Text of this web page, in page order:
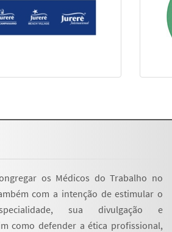
os Médicos do Trabalho no
com a intenção de estimular o
sua divulgação e
como defender a ética profissional,